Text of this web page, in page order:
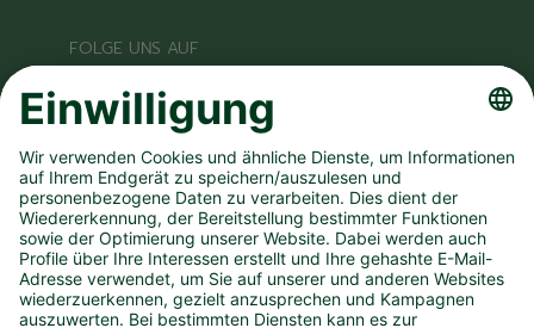
FOLGE UNS AUF
UNSER UNTERNEHMEN
SPIELANGEBOT
PRESSEMATERIAL